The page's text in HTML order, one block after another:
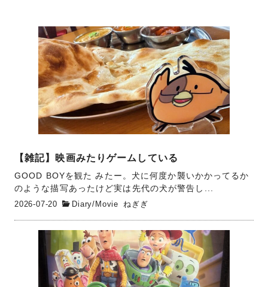
【雑記】映画みたりゲームしている
GOOD BOYを観た みたー。犬に何度か襲いかかってるか
のような描写あったけど実は先代の犬が警告し...
2026-07-20
Diary/ Movie ねぎぎ